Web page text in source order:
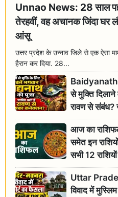
Unnao News: 28 साल
तेरहवीं, वह अचानक जिंदा घर
आंसू
उत्तर प्रदेश के उन्नाव जिले से एक ऐसा
हैरान कर दिया. 28...
Baidyanath
से मुक्ति दिलाने
रावण से संबंध?
आज का
समेत इन
सभी 12
Uttar
विवाद में